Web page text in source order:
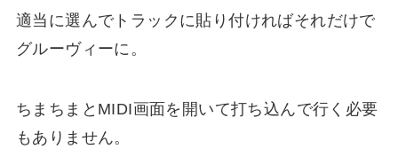
適当に選んでトラックに貼り付ければそれだけで
グルーヴィーに。
ちまちまとMIDI画面を開いて打ち込んで行く必要
もありません。